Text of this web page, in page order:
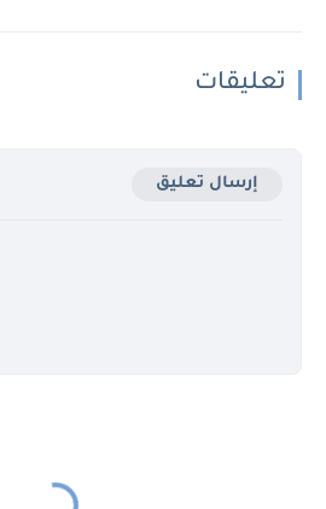
تعليقات
إرسال تعليق